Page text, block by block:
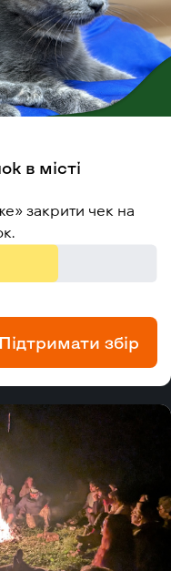
в місті
закрити чек на
Підтримати збір